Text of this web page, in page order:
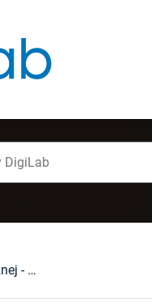
Poradnictwo w perspektywie dialogicznej - od poradnictwa dialogowego do dialogiki poradnictwa